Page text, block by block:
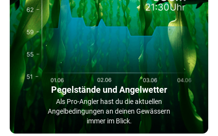
Pegelstände und Angelwetter
Als Pro-Angler hast du die aktuellen
Angelbedingungen an deinen Gewässern
immer im Blick.